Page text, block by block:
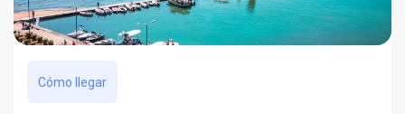
Cómo llegar